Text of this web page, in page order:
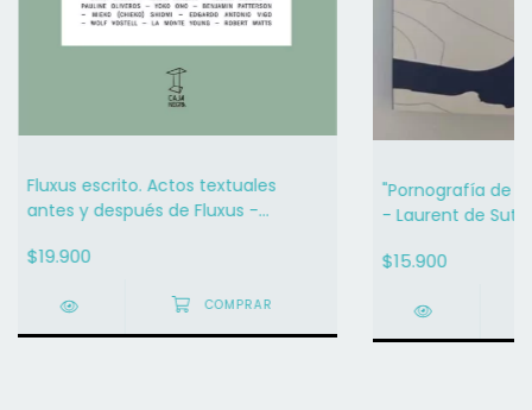
Fluxus escrito. Actos textuales
antes y después de Fluxus -
$19.900
"Pornografía de
- Laurent de
$15.900